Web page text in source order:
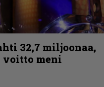
32,7 miljoonaa,
voitto meni